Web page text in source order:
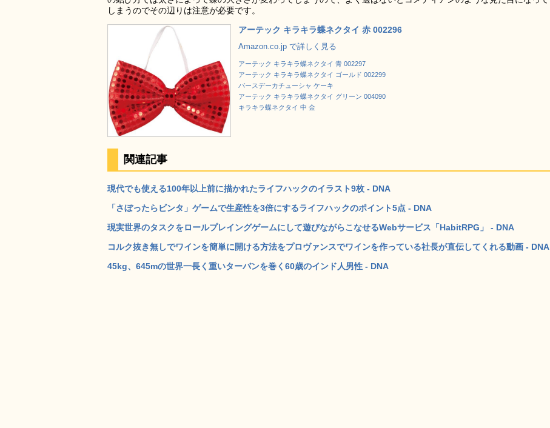
しまうのでその辺りは注意が必要です。
アーテック キラキラ蝶ネクタイ 赤 002296
Amazon.co.jp で詳しく見る
アーテック キラキラ蝶ネクタイ 青 002297
アーテック キラキラ蝶ネクタイ ゴールド 002299
バースデーカチューシャ ケーキ
アーテック キラキラ蝶ネクタイ グリーン 004090
キラキラ蝶ネクタイ 中 金
関連記事
現代でも使える100年以上前に描かれたライフハックのイラスト9枚 - DNA
「さぼったらビンタ」ゲームで生産性を3倍にするライフハックのポイント5点 - DNA
現実世界のタスクをロールプレイングゲームにして遊びながらこなせるWebサービス「HabitRPG」 - DNA
コルク抜き無しでワインを簡単に開ける方法をプロヴァンスでワインを作っている社長が直伝してくれる動画 - DNA
45kg、645mの世界一長く重いターバンを巻く60歳のインド人男性 - DNA